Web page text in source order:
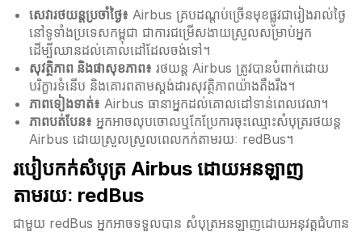
សេវារថយន្តប្រចាំថ្ងៃ៖ Airbus គ្របដណ្តប់ច្រើនមុខផ្លូវជារៀងរាល់ថ្ងៃ
នៅទូទាំងប្រទេសកម្ពុជា ជាការជម្រើសងាយស្រួលសម្រាប់អ្នក
ដើម្បីឈានដល់គោលដៅដែលចង់ទៅ។
សុវត្ថិភាព និងផាសុខភាព៖ រថយន្ត Airbus ត្រូវបានបំពាក់ដោយ
បរិក្ខារទំនើប និងគោរពតាមស្តង់ដារសុវត្ថិភាពយ៉ាងតឹងរឹង។
ភាពទៀងទាត់៖ Airbus ធានាអ្នកដល់គោលដៅទាន់ពេលវេលា។
ភាពបត់បែន៖ អ្នកអាចលុបចោលឬកែប្រែការចុះឈ្មោះសំបុត្ររថយន្ត
Airbus ដោយស្រួលស្រួលពេលកក់តាមរយៈ redBus។
របៀបកក់សំបុត្រ Airbus ដោយអនឡាញ
តាមរយៈ redBus
ជាមួយ redBus អ្នកអាចទទួលបាន សំបុត្រអនឡាញដោយអនុវត្តជំហាន